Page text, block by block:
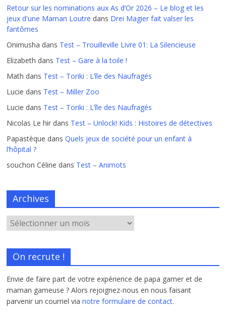
Retour sur les nominations aux As d’Or 2026 – Le blog et les
jeux d'une Maman Loutre dans Drei Magier fait valser les
fantômes
Onimusha dans Test – Trouilleville Livre 01: La Silencieuse
Elizabeth dans Test – Gare à la toile !
Math dans Test – Toriki : L’île des Naufragés
Lucie dans Test – Miller Zoo
Lucie dans Test – Toriki : L’île des Naufragés
Nicolas Le hir dans Test – Unlock! Kids : Histoires de détectives
Papastèque dansQuels jeux de société pour un enfant à
l’hôpital ?
souchon Céline dans Test – Animots
Archives
On recrute !
Envie de faire part de votre expérience de papa gamer et de
maman gameuse ? Alors rejoignez-nous en nous faisant
parvenir un courriel vianotre formulaire de contact.